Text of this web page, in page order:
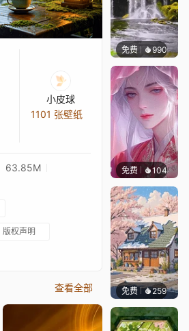
小皮球
1101 张壁纸
63.85M
版权声明
查看全部
免费 990小皮球
免费 104豆子
免费 259小皮球